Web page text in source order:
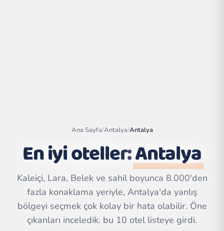
Leaflet |©
CARTO
Ana Sayfa/Antalya/Antalya
En iyi oteller:Antalya
Kaleiçi, Lara, Belek ve sahil boyunca 8.000'den
fazla konaklama yeriyle, Antalya'da yanlış
bölgeyi seçmek çok kolay bir hata olabilir. Öne
çıkanları inceledik. bu 10 otel listeye girdi.